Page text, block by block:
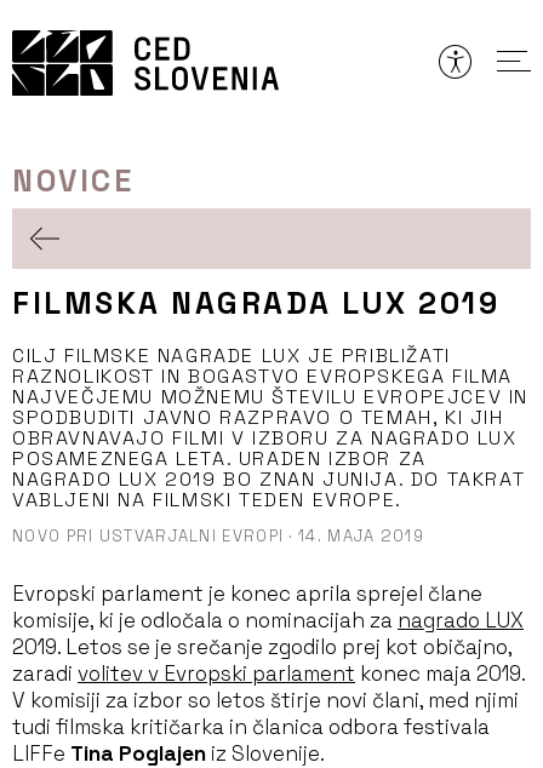
to
vsebine
NOVICE
FILMSKA NAGRADA LUX 2019
CILJ FILMSKE NAGRADE LUX JE PRIBLIŽATI
RAZNOLIKOST IN BOGASTVO EVROPSKEGA FILMA
NAJVEČJEMU MOŽNEMU ŠTEVILU EVROPEJCEV IN
SPODBUDITI JAVNO RAZPRAVO O TEMAH, KI JIH
OBRAVNAVAJO FILMI V IZBORU ZA NAGRADO LUX
POSAMEZNEGA LETA. URADEN IZBOR ZA
NAGRADO LUX 2019 BO ZNAN JUNIJA. DO TAKRAT
VABLJENI NA FILMSKI TEDEN EVROPE.
NOVO PRI USTVARJALNI EVROPI ·14. MAJA 2019
Evropski parlament je konec aprila sprejel člane
komisije, ki je odločala o nominacijah za nagrado LUX
2019. Letos se je srečanje zgodilo prej kot običajno,
zaradi volitev v Evropski parlament konec maja 2019.
V komisiji za izbor so letos štirje novi člani, med njimi
tudi filmska kritičarka in članica odbora festivala
LIFFe Tina Poglajen iz Slovenije.